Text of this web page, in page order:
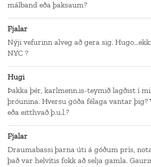
málband eða þaksaum?
Fjalar
Nýji vefurinn alveg að gera sig.
NYC ?
Hugi
Þakka þér, karlmenn.is-teymið lagðist í
þróunina. Hversu góða félaga vantar
eða eitthvað þ.u.l.?
Fjalar
Draumabassi þarna úti á góðum prís,
það var helvítis fokk að selja gamla.